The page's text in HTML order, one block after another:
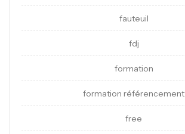
fauteuil
fdj
formation
formation référencement
free